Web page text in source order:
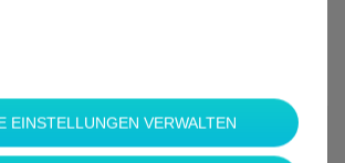
Sie?*
EINSTELLUNGEN VERWALTEN